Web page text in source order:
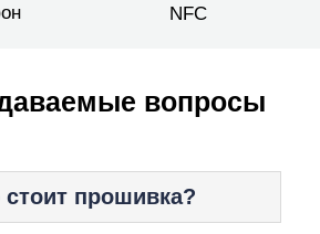
NFC
вoпpocы
прошивка?